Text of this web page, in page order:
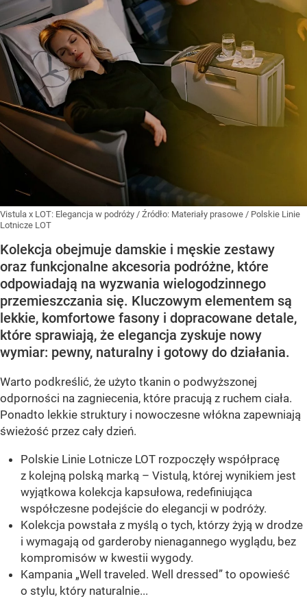
Vistula x LOT: Elegancja w podróży / Źródło: Materiały prasowe / Polskie Linie
Lotnicze LOT
Kolekcja obejmuje damskie i męskie zestawy
oraz funkcjonalne akcesoria podróżne, które
odpowiadają na wyzwania wielogodzinnego
przemieszczania się. Kluczowym elementem są
lekkie, komfortowe fasony i dopracowane detale,
które sprawiają, że elegancja zyskuje nowy
wymiar: pewny, naturalny i gotowy do działania.
Warto podkreślić, że użyto tkanin o podwyższonej
odporności na zagniecenia, które pracują z ruchem ciała.
Ponadto lekkie struktury i nowoczesne włókna zapewniają
świeżość przez cały dzień.
Polskie Linie Lotnicze LOT rozpoczęły współpracę
z kolejną polską marką – Vistulą, której wynikiem jest
wyjątkowa kolekcja kapsułowa, redefiniująca
współczesne podejście do elegancji w podróży.
Kolekcja powstała z myślą o tych, którzy żyją w drodze
i wymagają od garderoby nienagannego wyglądu, bez
kompromisów w kwestii wygody.
Kampania „Well traveled. Well dressed” to opowieść
o stylu, który naturalnie...